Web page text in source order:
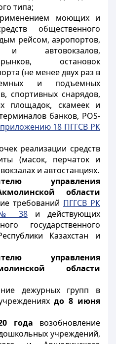
типа;
моющих и
общественного
рейсом, аэропортов,
и автовокзалов,
остановок
(не менее двух paз в
и подъемных
спортивных снарядов,
площадок, скамеек и
банков, POS-
приложению 18 ПГГСВ РК
реализации средств
(масок, перчаток и
и автостанциях.
управления
области
требований ПГГСВ РК
№ 38 и действующих
государственного
Казахстан и
управления
области
дежурных групп в
до 8 июня
года возобновление
учреждений,